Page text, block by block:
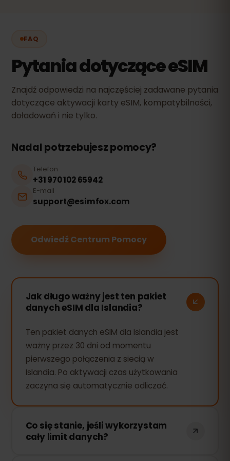
FAQ
Pytania dotyczące eSIM
Znajdź odpowiedzi na najczęściej zadawane pytania
dotyczące aktywacji karty eSIM, kompatybilności,
doładowań i nie tylko.
Nadal potrzebujesz pomocy?
Telefon
+31 970 102 65942
E-mail
support@esimfox.com
Odwiedź Centrum Pomocy
Jak długo ważny jest ten pakiet
danych eSIM dla Islandia?
Ten pakiet danych eSIM dla Islandia jest
ważny przez 30 dni od momentu
pierwszego połączenia z siecią w
Islandia. Po aktywacji czas użytkowania
zaczyna się automatycznie odliczać.
Co się stanie, jeśli wykorzystam
cały limit danych?